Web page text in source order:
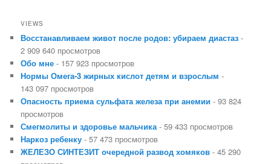
VIEWS
Восстанавливаем живот после родов: убираем диастаз -
2 909 640 просмотров
Обо мне - 157 923 просмотров
Нормы Омега-3 жирных кислот детям и взрослым -
143 097 просмотров
Опасность приема сульфата железа при анемии - 93 824
просмотров
Смегмолиты и здоровье мальчика- 59 433 просмотров
Наркоз ребенку - 57 473 просмотров
ЖЕЛЕЗО СИНТЕЗИТ очередной развод хомяков - 45 290